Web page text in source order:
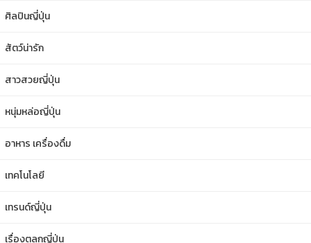
ศิลปินญี่ปุ่น
สัตว์น่ารัก
สาวสวยญี่ปุ่น
หนุ่มหล่อญี่ปุ่น
อาหาร เครื่องดื่ม
เทคโนโลยี
เทรนด์ญี่ปุ่น
เรื่องตลกญี่ปุ่น